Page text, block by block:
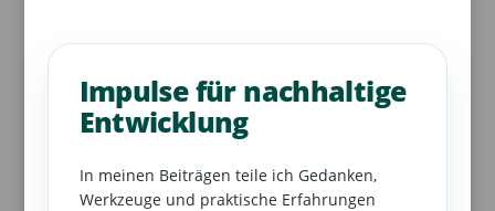
Impulse für nachhaltige
Entwicklung
In meinen Beiträgen teile ich Gedanken,
Werkzeuge und praktische Erfahrungen